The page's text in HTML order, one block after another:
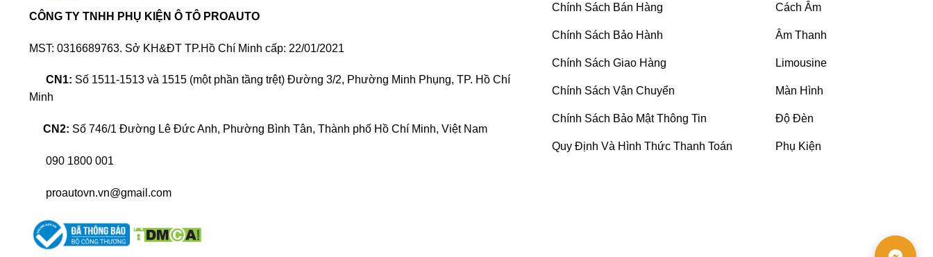
nâng tầm đẳng cấp và tạo điểm nhấn nội thất nổi bật cho xe cưng thêm phần thượng lưu. Việc độ ghế Limousine
không chỉ tăng thêm phần thẩm mỹ, mà còn tạo nên sự thoải mái êm ái hơn khi phải ngồi trên xe di chuyển. Mức giá độ ghế tuy không quá đắt đỏ nhưng lại mang
Ghế Limousine xe ô tô là gì?
CÔNG TY TNHH PHỤ KIỆN Ô TÔ PROAUTO
MST: 0316689763. Sở KH&ĐT TP.Hồ Chí Minh cấp: 22/01/2021
CN1: Số 1511-1513 và 1515 (một phần tầng trệt) Đường 3/2, Phường Minh Phụng, TP. Hồ Chí
Minh
CN2: Số 746/1 Đường Lê Đức Anh, Phường Bình Tân, Thành phố Hồ Chí Minh, Việt Nam
090 1800 001
proautovn.vn@gmail.com
Chính Sách Bán Hàng
Chính Sách Bảo Hành
Chính Sách Giao Hàng
Chính Sách Vận Chuyển
Chính Sách Bảo Mật Thông Tin
Quy Định Và Hình Thức Thanh Toán
Cách Âm
Âm Thanh
Limousine
Màn Hình
Độ Đèn
Phụ Kiện